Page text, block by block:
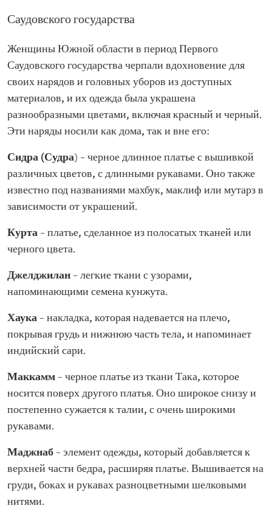
Саудовского государства
Женщины Южной области в период Первого
Саудовского государства черпали вдохновение для
своих нарядов и головных уборов из доступных
материалов, и их одежда была украшена
разнообразными цветами, включая красный и черный.
Эти наряды носили как дома, так и вне его:
Сидра (Судра) – черное длинное платье с вышивкой
различных цветов, с длинными рукавами. Оно также
известно под названиями махбук, маклиф или мутарз в
зависимости от украшений.
Курта – платье, сделанное из полосатых тканей или
черного цвета.
Джелджилан – легкие ткани с узорами,
напоминающими семена кунжута.
Хаука – накладка, которая надевается на плечо,
покрывая грудь и нижнюю часть тела, и напоминает
индийский сари.
Маккамм – черное платье из ткани Така, которое
носится поверх другого платья. Оно широкое снизу и
постепенно сужается к талии, с очень широкими
рукавами.
Маджнаб – элемент одежды, который добавляется к
верхней части бедра, расширяя платье. Вышивается на
груди, боках и рукавах разноцветными шелковыми
нитями.